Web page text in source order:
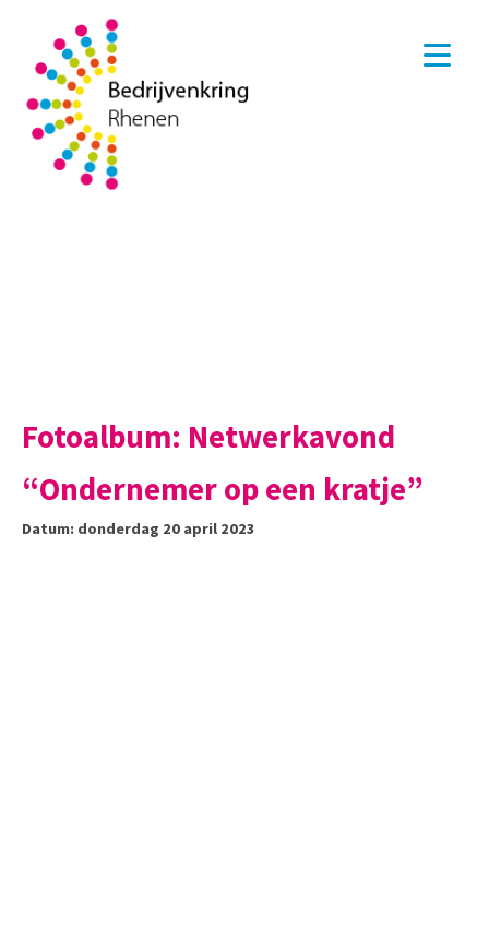
Fotoalbum: Netwerkavond
“Ondernemer op een kratje”
Datum: donderdag 20 april 2023